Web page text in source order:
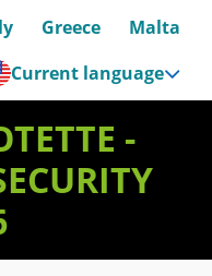
Greece
Malta
Current language
-